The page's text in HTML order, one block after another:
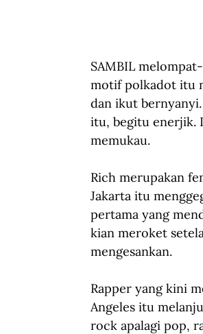
SAMBIL
motif polkadot itu
dan ikut
itu, begitu enerjik.
memukau.
Rich merupakan
Jakarta itu
pertama yang
kian meroket
mengesankan.
Rapper yang kini
Angeles itu
rock apalagi pop,